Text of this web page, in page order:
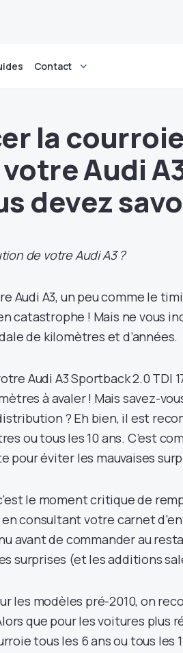
Contact
la
Audi
devez
de votre Audi A3 ?
Audi A3, un peu comme le
catastrophe ! Mais ne vous
de kilomètres et d’années.
Audi A3 Sportback 2.0 TDI
à avaler ! Mais savez-
? Eh bien, il est
ou tous les 10 ans. C’est
pour éviter les mauvaises
le moment critique de
consultant votre carnet
avant de commander au
surprises (et les additions
les modèles pré-2010, on
que pour les voitures plus
tous les 6 ans ou tous les